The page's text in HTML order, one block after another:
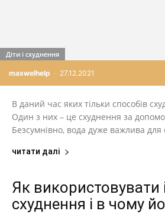
maxwelhelp - 27.12.2021
Діти і схуднення
В даний час яких тільки способів
Один з них – це схуднення за
Безсумнівно, вода дуже важлива для
читати далі
Як використовувати
схуднення і в чому